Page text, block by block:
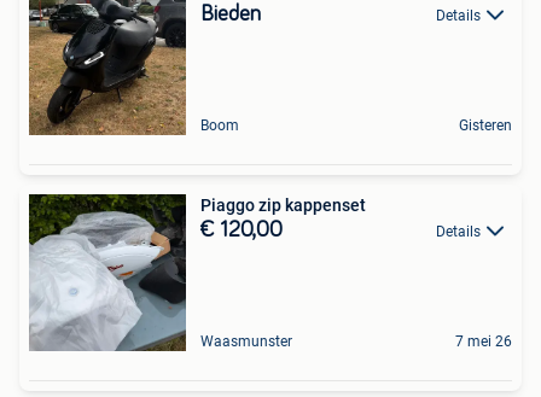
Bieden Details
Boom Gisteren
Piaggo zip kappenset
€ 120,00 Details
Waasmunster 7 mei 26